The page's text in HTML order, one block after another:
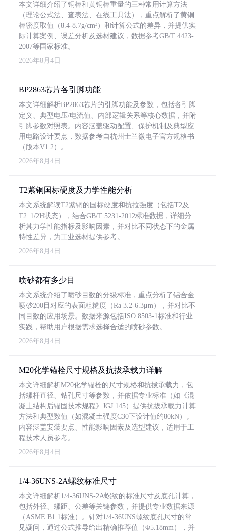
本文详细介绍了铜棒和黄铜棒重量的三种常用计算方法
（理论公式法、查表法、在线工具法），重点解析了黄铜
棒密度取值（8.4-8.7g/cm³）和计算公式的差异，并提供实
际计算案例、误差分析及选材建议，数据参考GB/T 4423-
2007等国家标准。
2026年8月4日
BP2863芯片各引脚功能
本文详细解析BP2863芯片的引脚功能及参数，包括各引脚
定义、典型电压/电流值、内部逻辑关系等核心数据，并附
引脚参数对照表。内容涵盖驱动配置、保护机制及典型应
用电路设计要点，数据参考自杭州士兰微电子官方规格书
（版本V1.2）。
2026年8月4日
T2紫铜国标硬度及力学性能分析
本文系统解读T2紫铜的国标硬度和抗拉强度（包括T2及
T2_1/2H状态），结合GB/T 5231-2012标准数据，详细分
析其力学性能指标及影响因素，并对比不同状态下的金属
特性差异，为工业选材提供参考。
2026年8月4日
喷砂都有多少目
本文系统介绍了喷砂目数的分级标准，重点分析了铝合金
喷砂200目对应的表面粗糙度（Ra 3.2-6.3μm），并对比不
同目数的应用场景。数据来源包括ISO 8503-1标准和行业
实践，帮助用户根据需求选择合适的喷砂参数。
2026年8月4日
M20化学锚栓尺寸规格及抗拔承载力详解
本文详细解析M20化学锚栓的尺寸规格和抗拔承载力，包
括螺杆直径、钻孔尺寸等参数，并依据专业标准（如《混
凝土结构后锚固技术规程》JGJ 145）提供抗拔承载力计算
方法和典型数值（如混凝土强度C30下设计值约80kN）。
内容涵盖安装要点、性能影响因素及选型建议，适用于工
程技术人员参考。
2026年8月4日
1/4-36UNS-2A螺纹标准尺寸
本文详细解析1/4-36UNS-2A螺纹的标准尺寸及底孔计算，
包括外径、螺距、公差等关键参数，并提供专业数据来源
（ASME B1.1标准）。针对1/4-36UNS螺纹底孔尺寸的常
见疑问，通过公式推导给出精确推荐值（Φ5.18mm），并